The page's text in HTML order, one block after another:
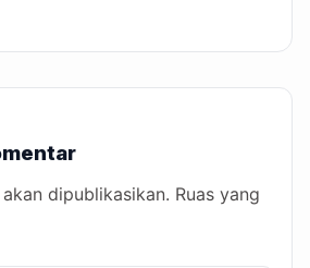
dipublikasikan. Ruas yang